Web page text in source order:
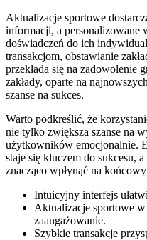
Aktualizacje sportowe
informacji, a personalizowane
doświadczeń do ich
transakcjom, obstawianie
przekłada się na zadowolenie
zakłady, oparte na
szanse na sukces.
Warto podkreślić, że
nie tylko zwiększa szanse na
użytkowników emocjonalnie.
staje się kluczem do sukcesu,
znacząco wpłynąć na
Intuicyjny interfejs
Aktualizacje sportowe
zaangażowanie.
Szybkie transakcje